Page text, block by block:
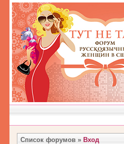
Список форумов » Вход